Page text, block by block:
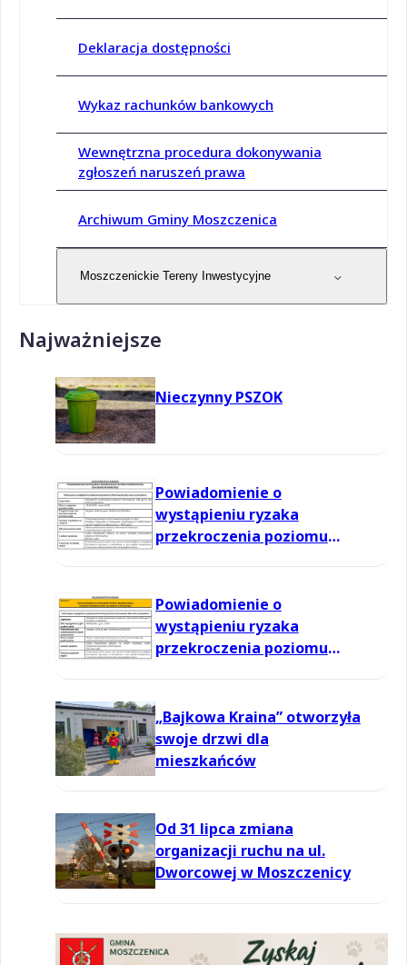
Deklaracja dostępności
Wykaz rachunków bankowych
Wewnętrzna procedura dokonywania
zgłoszeń naruszeń prawa
Archiwum Gminy Moszczenica
Moszczenickie Tereny Inwestycyjne
Najważniejsze
Nieczynny PSZOK
Powiadomienie o
wystąpieniu ryzaka
przekroczenia poziomu
Powiadomienie o
wystąpieniu ryzaka
przekroczenia poziomu
„Bajkowa Kraina” otworzyła
swoje drzwi dla
mieszkańców
Od 31 lipca zmiana
organizacji ruchu na ul.
Dworcowej w Moszczenicy